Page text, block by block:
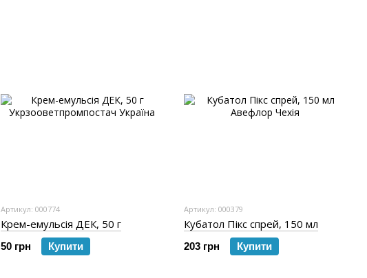
Артикул: 000774
Крем-емульсія ДЕК, 50 г
50 грн Купити
Артикул: 000379
Кубатол Пікс спрей, 150 мл
203 грн Купити